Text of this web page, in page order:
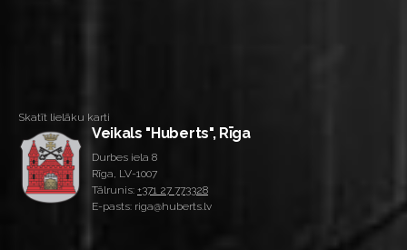
Skatīt lielāku karti
Veikals "Huberts", Rīga
Durbes iela 8
Rīga, LV-1007
Tālrunis: +371 27 773328
E-pasts: riga@huberts.lv